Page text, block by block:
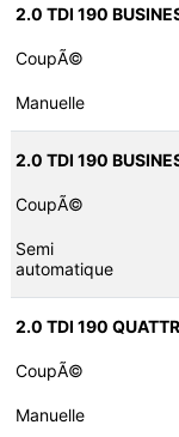
2.0 TDI 190
CoupÃ©
Manuelle
2.0 TDI 190
CoupÃ©
Semi
automatique
2.0 TDI 190
CoupÃ©
Manuelle